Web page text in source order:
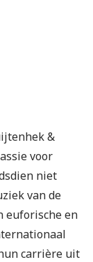
&
voor
niet
van de
euforische en
carrière uit